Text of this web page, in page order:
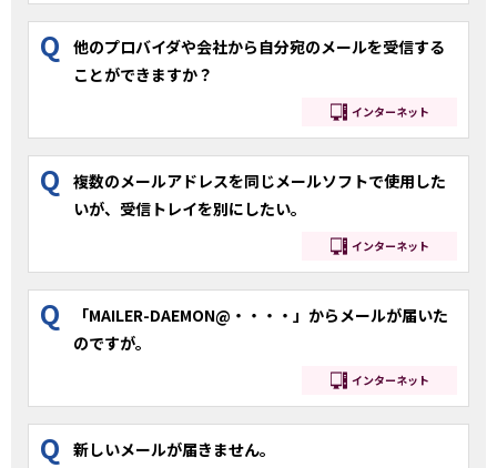
Q
他のプロバイダや会社から自分宛のメールを受信する
ことができますか？
インターネット
Q
複数のメールアドレスを同じメールソフトで使用した
いが、受信トレイを別にしたい。
インターネット
Q
「MAILER-DAEMON@・・・・」からメールが届いた
のですが。
インターネット
Q 新しいメールが届きません。